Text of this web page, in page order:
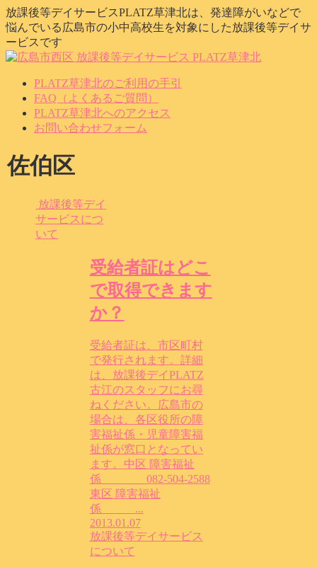
放課後等デイサービスPLATZ草津北は、発達障がいなどで
悩んでいる広島市の小中高校生を対象にした放課後等デイサ
ービスです
PLATZ草津北のご利用の手引
FAQ（よくあるご質問）
PLATZ草津北へのアクセス
お問い合わせフォーム
佐伯区
放課後等デイ
サービスにつ
いて
受給者証はどこ
で取得できます
か？
受給者証は、市区町村
で発行されます。詳細
は、放課後デイPLATZ
古江のスタッフにお尋
ねください。広島市の
場合は、各区役所の障
害福祉係・児童障害福
祉係が窓口となってい
ます。中区 障害福祉
係 082-504-2588
東区 障害福祉
係 ...
2013.01.07
放課後等デイサービス
について